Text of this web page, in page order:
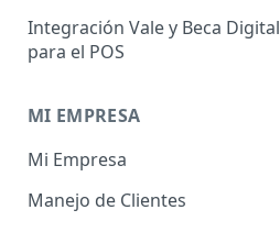
Inventario
Sistema
Administrador de Tablas de
Inventario
Importador de Prospectos
Cobrar
Importador de Cuentas por
Pagar
Integración Vale y Beca Digital
para el POS
MI EMPRESA
Mi Empresa
Manejo de Clientes